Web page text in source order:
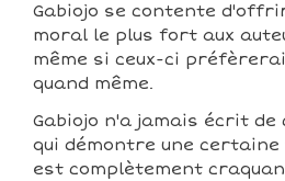
Gabiojo se contente
moral le plus fort aux
même si ceux-ci
quand même.
Gabiojo n'a jamais écrit de
qui démontre une certaine
est complètement